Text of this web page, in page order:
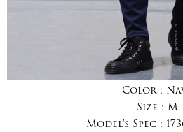
Color :
Size : M
Model's Spec :